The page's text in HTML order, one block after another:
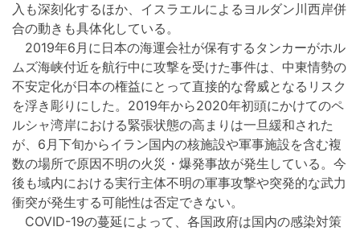
入も深刻化するほか、イスラエルによるヨルダン川西岸併
合の動きも具体化している。
2019年6月に日本の海運会社が保有するタンカーがホル
ムズ海峡付近を航行中に攻撃を受けた事件は、中東情勢の
不安定化が日本の権益にとって直接的な脅威となるリスク
を浮き彫りにした。2019年から2020年初頭にかけてのペ
ルシャ湾岸における緊張状態の高まりは一旦緩和された
が、6月下旬からイラン国内の核施設や軍事施設を含む複
数の場所で原因不明の火災・爆発事故が発生している。今
後も域内における実行主体不明の軍事攻撃や突発的な武力
衝突が発生する可能性は否定できない。
COVID-19の蔓延によって、各国政府は国内の感染対策